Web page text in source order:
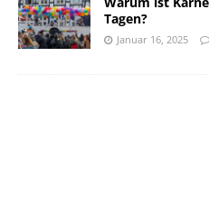
Tagen?
Januar 16, 2025